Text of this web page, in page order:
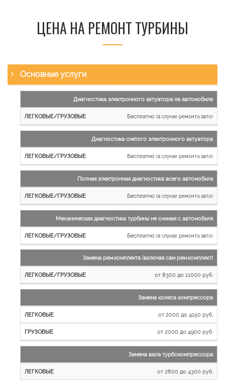
ЦЕНА НА РЕМОНТ ТУРБИНЫ
Основные услуги
работы
Легковые
и
Грузовые
автомобили
Диагностика электронного актуатора на автомобиле
Бесплатно (в случае ремонта авто)
Диагностика снятого электронного актуатора
Бесплатно (в случае ремонта авто)
Полная электронная диагностика всего автомобиля
Бесплатно (в случае ремонта авто)
Механическая диагностика турбины не снимая с автомобиля
Бесплатно (в случае ремонта авто)
Замена рем.комплекта (включая сам рем.комплект)
от 8300 до 11000 руб.
Замена колеса компрессора
от 2000 до 4150 руб.
от 2000 до 4900 руб.
Замена вала турбокомпрессора
от 2800 до 4300 руб.